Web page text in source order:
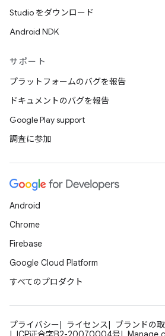
Studio をダウンロード
Android NDK
サポート
プラットフォームのバグを報告
ドキュメントのバグを報告
Google Play support
調査に参加
Android
Chrome
Firebase
Google Cloud Platform
すべてのプロダクト
プライバシー ライセンス
ブランドの